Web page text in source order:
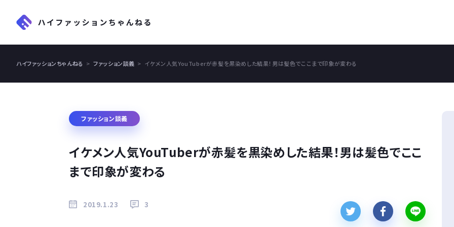
ハイファッションちゃんねる ファッション談義 イケメン人気YouTuberが赤髪を黒染めした結果！男は髪色でここまで印象が変わる
ファッション談義
イケメン人気YouTuberが赤髪を黒染めした結果！男は髪色でここ
まで印象が変わる
2019.1.23 3